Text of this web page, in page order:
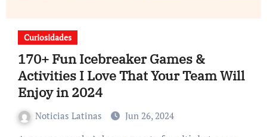
Curiosidades
170+ Fun Icebreaker Games &
Activities I Love That Your Team Will
Enjoy in 2024
Noticias Latinas Jun 26, 2024